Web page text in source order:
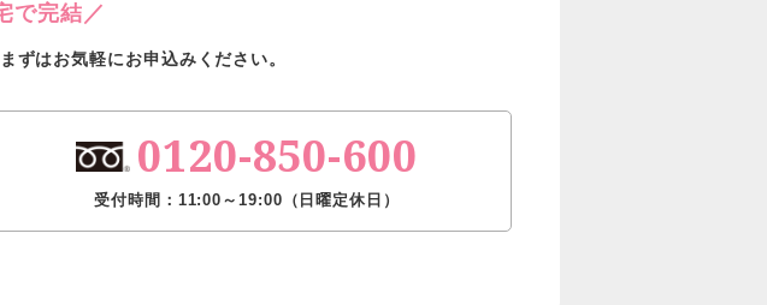
で完結／
まずはお気軽にお申込みください。
0120-850-600
受付時間：11:00～19:00（日曜定休日）